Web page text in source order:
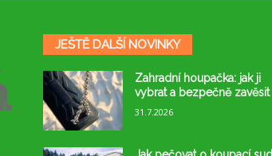
JEŠTĚ DALŠÍ NOVINKY
Zahradní houpačka: jak ji
vybrat a bezpečně zavěsit
31.7.2026